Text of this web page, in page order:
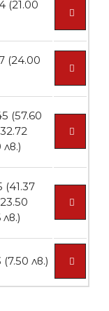
БЕЗПЛАТНО
(21.00
(24.00
(57.60
(41.37
лв.)